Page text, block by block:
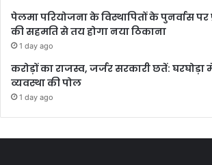
पेलमा परियोजना के विस्थापितों के पुनर्वास
की सहमति से तय होगा नया ठिकाना
1 day ago
करोड़ों का राजस्व, जर्जर सरकारी छतें: घरघोड़ा
व्यवस्था की पोल
1 day ago